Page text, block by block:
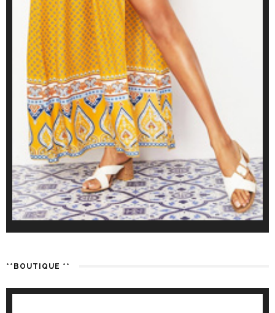
**BOUTIQUE **